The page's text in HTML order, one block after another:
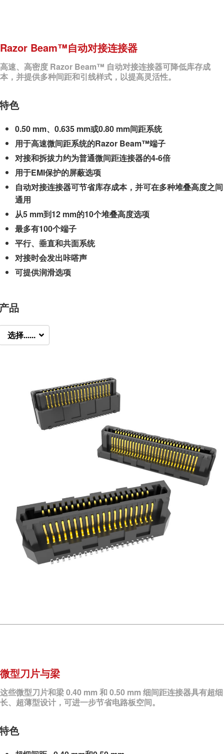
Razor Beam™自动对接连接器
高速、高密度 Razor Beam™ 自动对接连接器可降低库存成
本，并提供多种间距和引线样式，以提高灵活性。
色
0.50 mm、0.635 mm或0.80 mm间距系统
用于高速微间距系统的Razor Beam™端子
对接和拆拔力约为普通微间距连接器的4-6倍
用于EMI保护的屏蔽选项
自动对接连接器可节省库存成本，并可在多种堆叠高度之间
通用
从5 mm到12 mm的10个堆叠高度选项
最多有100个端子
平行、垂直和共面系统
对接时会发出咔嗒声
可提供润滑选项
品
选择......
微型刀片与梁
这些微型刀片和梁 0.40 mm 和 0.50 mm 细间距连接器具有超细
长、超薄型设计，可进一步节省电路板空间。
色